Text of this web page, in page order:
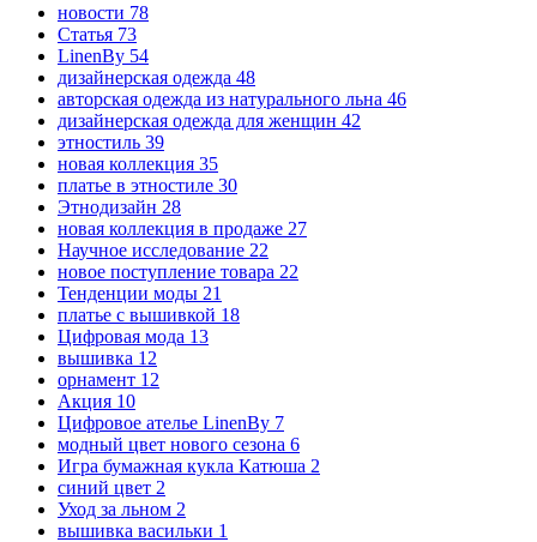
новости 78
Статья 73
LinenBy 54
дизайнерская одежда 48
авторская одежда из натурального льна 46
дизайнерская одежда для женщин 42
этностиль 39
новая коллекция 35
платье в этностиле 30
Этнодизайн 28
новая коллекция в продаже 27
Научное исследование 22
новое поступление товара 22
Тенденции моды 21
платье с вышивкой 18
Цифровая мода 13
вышивка 12
орнамент 12
Акция 10
Цифровое ателье LinenBy 7
модный цвет нового сезона 6
Игра бумажная кукла Катюша 2
синий цвет 2
Уход за льном 2
вышивка васильки 1